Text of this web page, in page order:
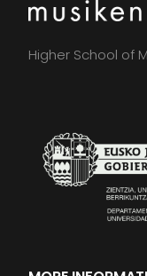
Higher School of